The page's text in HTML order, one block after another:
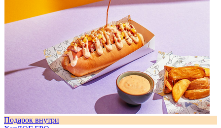
Подарок внутри